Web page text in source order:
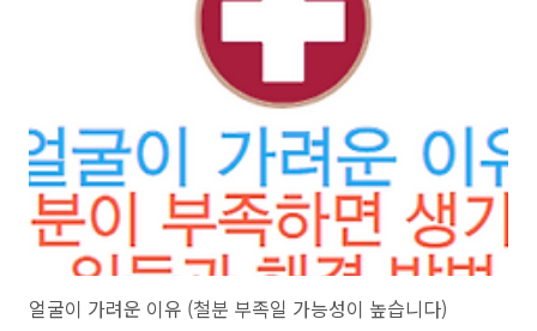
명적인 안구 건조증에 대해서 자세히 알아보겠습니다 목차 1. 안구 건조
증이란? 일반적으로 우리의 눈에는 눈물막이 수분을 머금고 있어서 눈이
건조하지 않게 도와줍니다 하지만 이러한 수분을 담고 있는 눈물막이 불
안정해지고, 건조해지는경우, 또 눈물의 고삼투압과 안구 표면이 염증으
로 인해서 손상되..
얼굴이 가려운 이유 (철분 부족일 가능성이 높습니다)